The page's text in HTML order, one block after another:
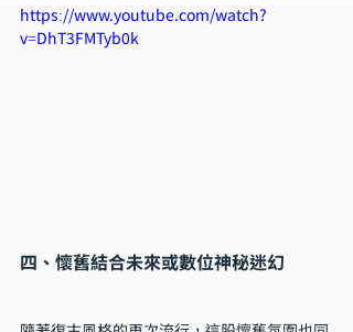
https://www.youtube.com/watch?
v=DhT3FMTyb0k
四、懷舊結合未來或數位神秘迷幻